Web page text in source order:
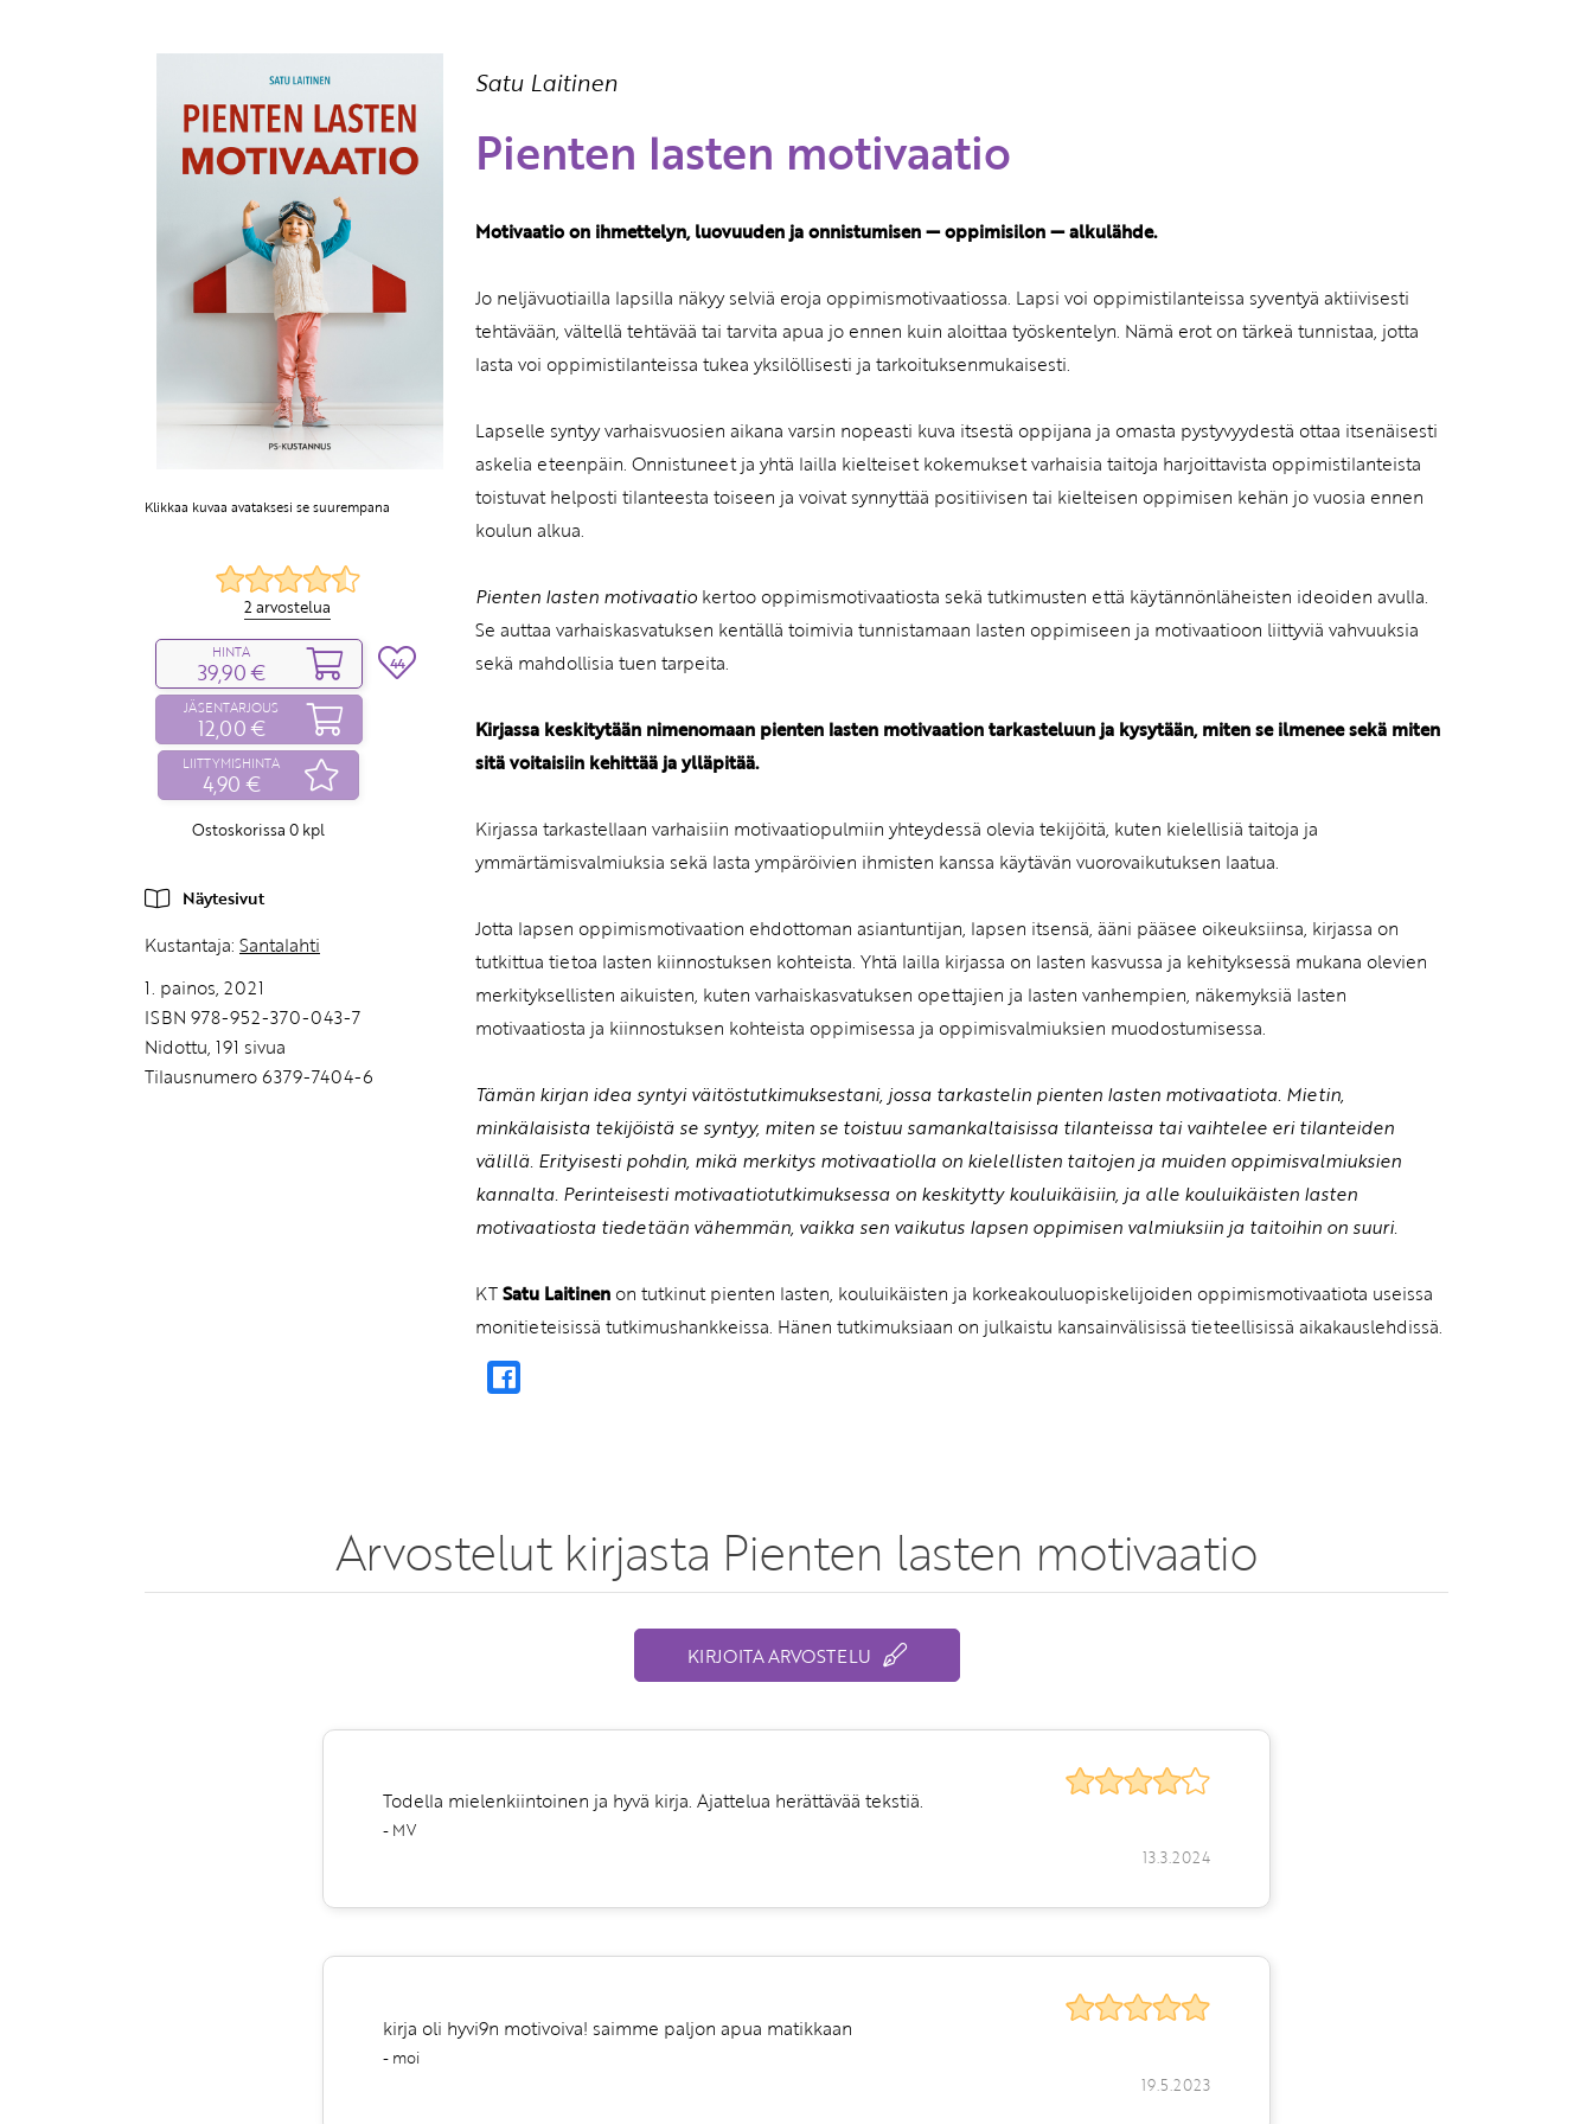
Klikkaa kuvaa avataksesi se suurempana
2 arvostelua
HINTA
39,90 €
JÄSENTARJOUS
12,00 €
LIITTYMISHINTA
4,90 €
Ostoskorissa0 kpl
44
Näytesivut
Kustantaja: Santalahti
1. painos, 2021
ISBN 978-952-370-043-7
Nidottu, 191 sivua
Tilausnumero 6379-7404-6
Satu Laitinen
Pienten lasten motivaatio
Motivaatio on ihmettelyn, luovuuden ja onnistumisen — oppimisilon — alkulähde.
Jo neljävuotiailla lapsilla näkyy selviä eroja oppimismotivaatiossa. Lapsi voi oppimistilanteissa syventyä aktiivisesti
tehtävään, vältellä tehtävää tai tarvita apua jo ennen kuin aloittaa työskentelyn. Nämä erot on tärkeä tunnistaa, jotta
lasta voi oppimistilanteissa tukea yksilöllisesti ja tarkoituksenmukaisesti.
Lapselle syntyy varhaisvuosien aikana varsin nopeasti kuva itsestä oppijana ja omasta pystyvyydestä ottaa itsenäisesti
askelia eteenpäin. Onnistuneet ja yhtä lailla kielteiset kokemukset varhaisia taitoja harjoittavista oppimistilanteista
toistuvat helposti tilanteesta toiseen ja voivat synnyttää positiivisen tai kielteisen oppimisen kehän jo vuosia ennen
koulun alkua.
Pienten lasten motivaatio kertoo oppimismotivaatiosta sekä tutkimusten että käytännönläheisten ideoiden avulla.
Se auttaa varhaiskasvatuksen kentällä toimivia tunnistamaan lasten oppimiseen ja motivaatioon liittyviä vahvuuksia
sekä mahdollisia tuen tarpeita.
Kirjassa keskitytään nimenomaan pienten lasten motivaation tarkasteluun ja kysytään, miten se ilmenee sekä miten
sitä voitaisiin kehittää ja ylläpitää.
Kirjassa tarkastellaan varhaisiin motivaatiopulmiin yhteydessä olevia tekijöitä, kuten kielellisiä taitoja ja
ymmärtämisvalmiuksia sekä lasta ympäröivien ihmisten kanssa käytävän vuorovaikutuksen laatua.
Jotta lapsen oppimismotivaation ehdottoman asiantuntijan, lapsen itsensä, ääni pääsee oikeuksiinsa, kirjassa on
tutkittua tietoa lasten kiinnostuksen kohteista. Yhtä lailla kirjassa on lasten kasvussa ja kehityksessä mukana olevien
merkityksellisten aikuisten, kuten varhaiskasvatuksen opettajien ja lasten vanhempien, näkemyksiä lasten
motivaatiosta ja kiinnostuksen kohteista oppimisessa ja oppimisvalmiuksien muodostumisessa.
Tämän kirjan idea syntyi väitöstutkimuksestani, jossa tarkastelin pienten lasten motivaatiota. Mietin,
minkälaisista tekijöistä se syntyy, miten se toistuu samankaltaisissa tilanteissa tai vaihtelee eri tilanteiden
välillä. Erityisesti pohdin, mikä merkitys motivaatiolla on kielellisten taitojen ja muiden oppimisvalmiuksien
kannalta. Perinteisesti motivaatiotutkimuksessa on keskitytty kouluikäisiin, ja alle kouluikäisten lasten
motivaatiosta tiedetään vähemmän, vaikka sen vaikutus lapsen oppimisen valmiuksiin ja taitoihin on suuri.
KTSatu Laitinen on tutkinut pienten lasten, kouluikäisten ja korkeakouluopiskelijoiden oppimismotivaatiota useissa
monitieteisissä tutkimushankkeissa. Hänen tutkimuksiaan on julkaistu kansainvälisissä tieteellisissä aikakauslehdissä.
Arvostelut kirjasta Pienten lasten motivaatio
KIRJOITA ARVOSTELU
Todella mielenkiintoinen ja hyvä kirja. Ajattelua herättävää tekstiä.
- MV
13.3.2024
kirja oli hyvi9n motivoiva! saimme paljon apua matikkaan
- moi
19.5.2023